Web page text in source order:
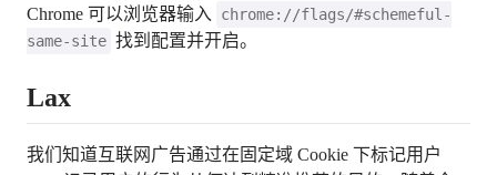
Chrome 可以浏览器输入
chrome://flags/#schemeful-
same-site 找到配置并开启。
Lax
我们知道互联网广告通过在固定域 Cookie 下标记用户